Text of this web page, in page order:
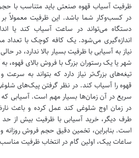
ظرفیت آسیاب قهوه صنعتی باید متناسب با
در کسب‌وکار شما باشد. این ظرفیت معمولاً
دستگاه می‌تواند در ساعت آسیاب کند یا
اندازه‌گیری می‌شود. یک کافه کوچک با تعداد
نیاز به آسیابی با ظرفیت بسیار بالا ندارد، در
شهر یا یک رستوران بزرگ با فروش بالای قهوه، به
تیغه‌های بزرگ‌تر نیاز دارد که بتواند به
قهوه را آسیاب کند. در نظر گرفتن پیک‌های
سریع در آن زمان‌ها بسیار مهم است. آسیابی
در زمان اوج شلوغی کند عمل کرده و باعث
طرف دیگر، خرید آسیابی با ظرفیت بیش از حد
است. بنابراین، تخمین دقیق حجم فروش
ساعات پیک، اولین گام در انتخاب ظرفیت